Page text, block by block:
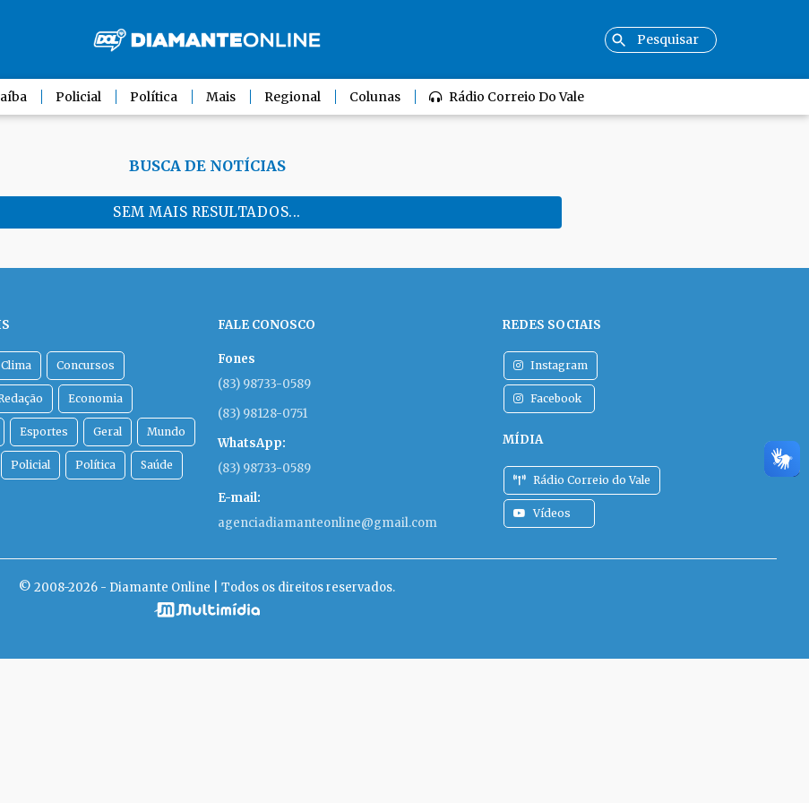
Policial Política Mais Regional Colunas Rádio Correio Do Vale
BUSCA DE NOTÍCIAS
SEM MAIS RESULTADOS...
Clima Concursos
Economia
Esportes Geral Mundo
Policial Política Saúde
FALE CONOSCO
Fones
(83) 98733-0589
(83) 98128-0751
WhatsApp:
(83) 98733-0589
E-mail:
agenciadiamanteonline@gmail.com
REDES SOCIAIS
Instagram
Facebook
MÍDIA
Rádio Correio do Vale
Vídeos
© 2008-2026 - Diamante Online | Todos os direitos reservados.